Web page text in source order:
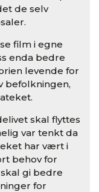
de selv
film i egne
enda bedre
levende for
befolkningen,
skal flyttes
var tenkt da
har vært i
behov for
gi bedre
for